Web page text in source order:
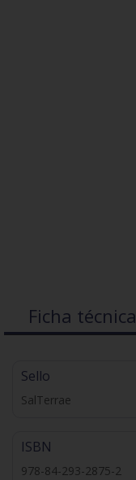
Ficha técnica
Sello
SalTerrae
ISBN
978-84-293-2875-2